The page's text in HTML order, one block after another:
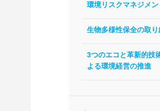
環境リスクマネジメ
生物多様性保全の取り
3つのエコと革新的技
よる環境経営の推進